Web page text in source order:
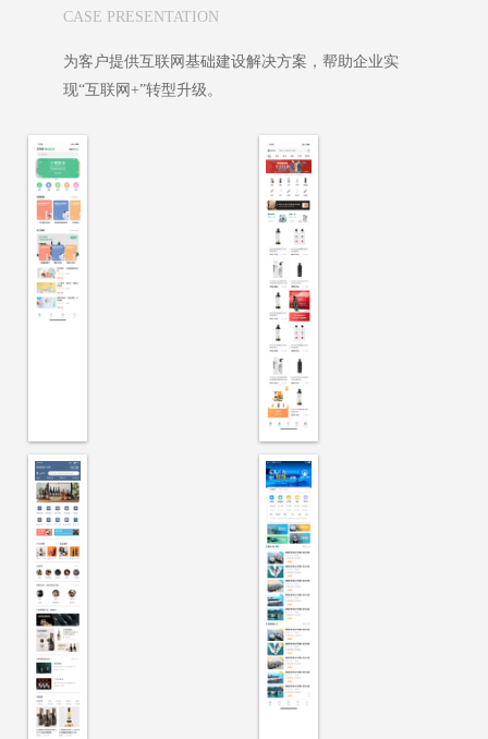
CASE PRESENTATION
为客户提供互联网基础建设解决方案，帮助企业实
现“互联网+”转型升级。